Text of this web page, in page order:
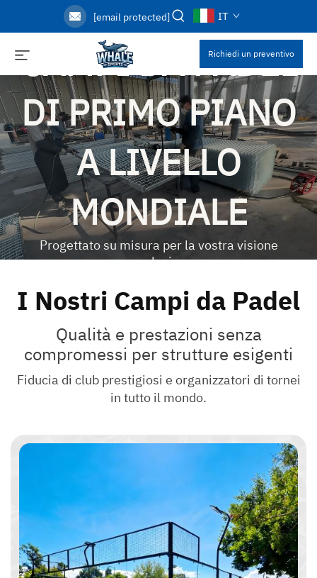
[email protected] IT
Richiedi un preventivo
PRODUTTORE DI
CAMPI DA PADEL
DI PRIMO PIANO
A LIVELLO
MONDIALE
Progettato su misura per la vostra visione
esclusiva
automatizzata | Oltre 6000 set prodotti annualmente |
Personalizzati secondo le vostre esatte esigenze
Contattaci
I Nostri Campi da Padel
Qualità e prestazioni senza
compromessi per strutture esigenti
Fiducia di club prestigiosi e organizzatori di tornei
in tutto il mondo.